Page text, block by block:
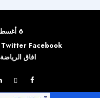
6 أغسطس، 2026
Facebook
Twitter
افاق الرياضة AfaqSports